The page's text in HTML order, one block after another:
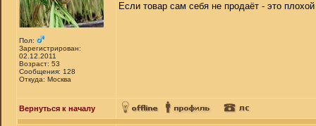
Пол:
Зарегистрирован:
02.12.2011
Возраст: 53
Сообщения: 128
Откуда: Москва
Если товар сам себя не продаёт - это
Вернуться к началу